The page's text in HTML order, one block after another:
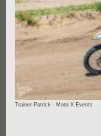
Trainer Patrick - Moto X Events